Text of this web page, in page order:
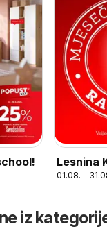
Lesnina
01.08. -
iz